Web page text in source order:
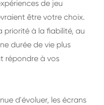
de jeu
être votre choix.
priorité à la fiabilité, au
durée de vie plus
répondre à vos
d'évoluer, les écrans